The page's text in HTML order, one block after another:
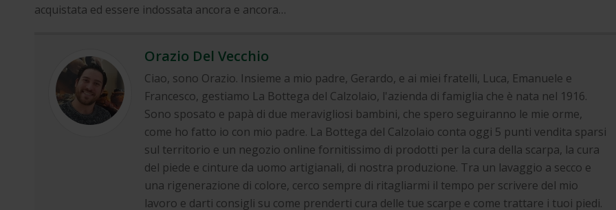
acquistata ed essere indossata ancora e ancora…
Orazio Del Vecchio
Ciao, sono Orazio. Insieme a mio padre, Gerardo, e ai miei fratelli, Luca, Emanuele e
Francesco, gestiamo La Bottega del Calzolaio, l'azienda di famiglia che è nata nel 1916.
Sono sposato e papà di due meravigliosi bambini, che spero seguiranno le mie orme,
come ho fatto io con mio padre. La Bottega del Calzolaio conta oggi 5 punti vendita sparsi
sul territorio e un negozio online fornitissimo di prodotti per la cura della scarpa, la cura
del piede e cinture da uomo artigianali, di nostra produzione. Tra un lavaggio a secco e
una rigenerazione di colore, cerco sempre di ritagliarmi il tempo per scrivere del mio
lavoro e darti consigli su come prenderti cura delle tue scarpe e come trattare i tuoi piedi.